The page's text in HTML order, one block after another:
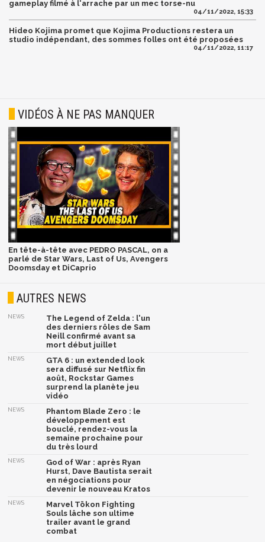
gameplay filmé à l'arrache par un mec torse-nu
04/11/2022, 15:33
Hideo Kojima promet que Kojima Productions restera un
studio indépendant, des sommes folles ont été proposées
04/11/2022, 11:17
VIDÉOS À NE PAS MANQUER
En tête-à-tête avec PEDRO PASCAL, on a
parlé de Star Wars, Last of Us, Avengers
Doomsday et DiCaprio
AUTRES NEWS
NEWS
The Legend of Zelda : l'un
des derniers rôles de Sam
Neill confirmé avant sa
mort début juillet
NEWS
GTA 6 : un extended look
sera diffusé sur Netflix fin
août, Rockstar Games
surprend la planète jeu
vidéo
NEWS
Phantom Blade Zero : le
développement est
bouclé, rendez-vous la
semaine prochaine pour
du très lourd
NEWS
God of War : après Ryan
Hurst, Dave Bautista serait
en négociations pour
devenir le nouveau Kratos
NEWS
Marvel Tōkon Fighting
Souls lâche son ultime
trailer avant le grand
combat